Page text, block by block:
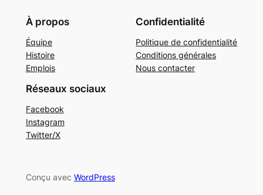
À propos
Équipe
Histoire
Emplois
Confidentialité
Politique de confidentialité
Conditions générales
Nous contacter
Réseaux sociaux
Facebook
Instagram
Twitter/X
Conçu avec WordPress